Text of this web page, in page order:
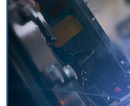
부르돈압력스위치
신뢰와 안전성을 최우선으로하는 소
합니다.
개요(General)
(주)동림펌프의부르돈압력스위치